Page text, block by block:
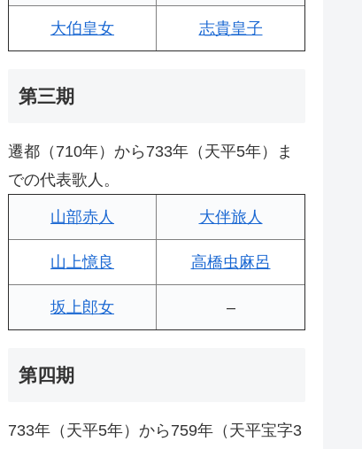
大伯皇女 志貴皇子
第三期
遷都（710年）から733年（天平5年）ま
での代表歌人。
山部赤人 大伴旅人
山上憶良 高橋虫麻呂
坂上郎女 –
第四期
733年（天平5年）から759年（天平宝字3